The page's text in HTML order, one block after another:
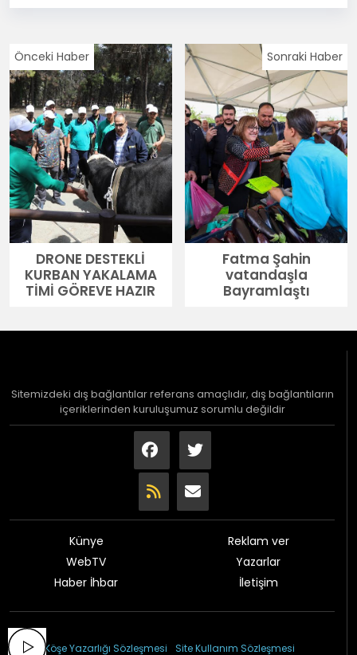
Önceki Haber
DRONE DESTEKLİ
KURBAN YAKALAMA
TİMİ GÖREVE HAZIR
Sonraki Haber
Fatma Şahin
vatandaşla
Bayramlaştı
Sitemizdeki dış bağlantılar referans amaçlıdır, dış bağlantıların
içeriklerinden kuruluşumuz sorumlu değildir
Künye
WebTV
Haber İhbar
Reklam ver
Yazarlar
İletişim
Köşe Yazarlığı Sözleşmesi
Site Kullanım Sözleşmesi